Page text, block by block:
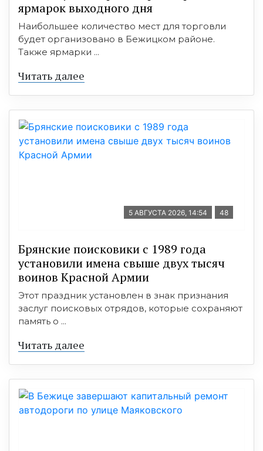
ярмарок выходного дня
Наибольшее количество мест для торговли
будет организовано в Бежицком районе.
Также ярмарки ...
Читать далее
5 АВГУСТА 2026, 14:54 48
Брянские поисковики с 1989 года
установили имена свыше двух тысяч
воинов Красной Армии
Этот праздник установлен в знак признания
заслуг поисковых отрядов, которые сохраняют
память о ...
Читать далее